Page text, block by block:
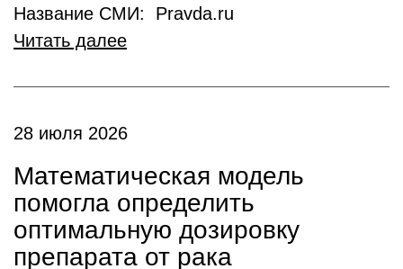
Название СМИ: Pravda.ru
Читать далее
28 июля 2026
Математическая модель
помогла определить
оптимальную дозировку
препарата от рака